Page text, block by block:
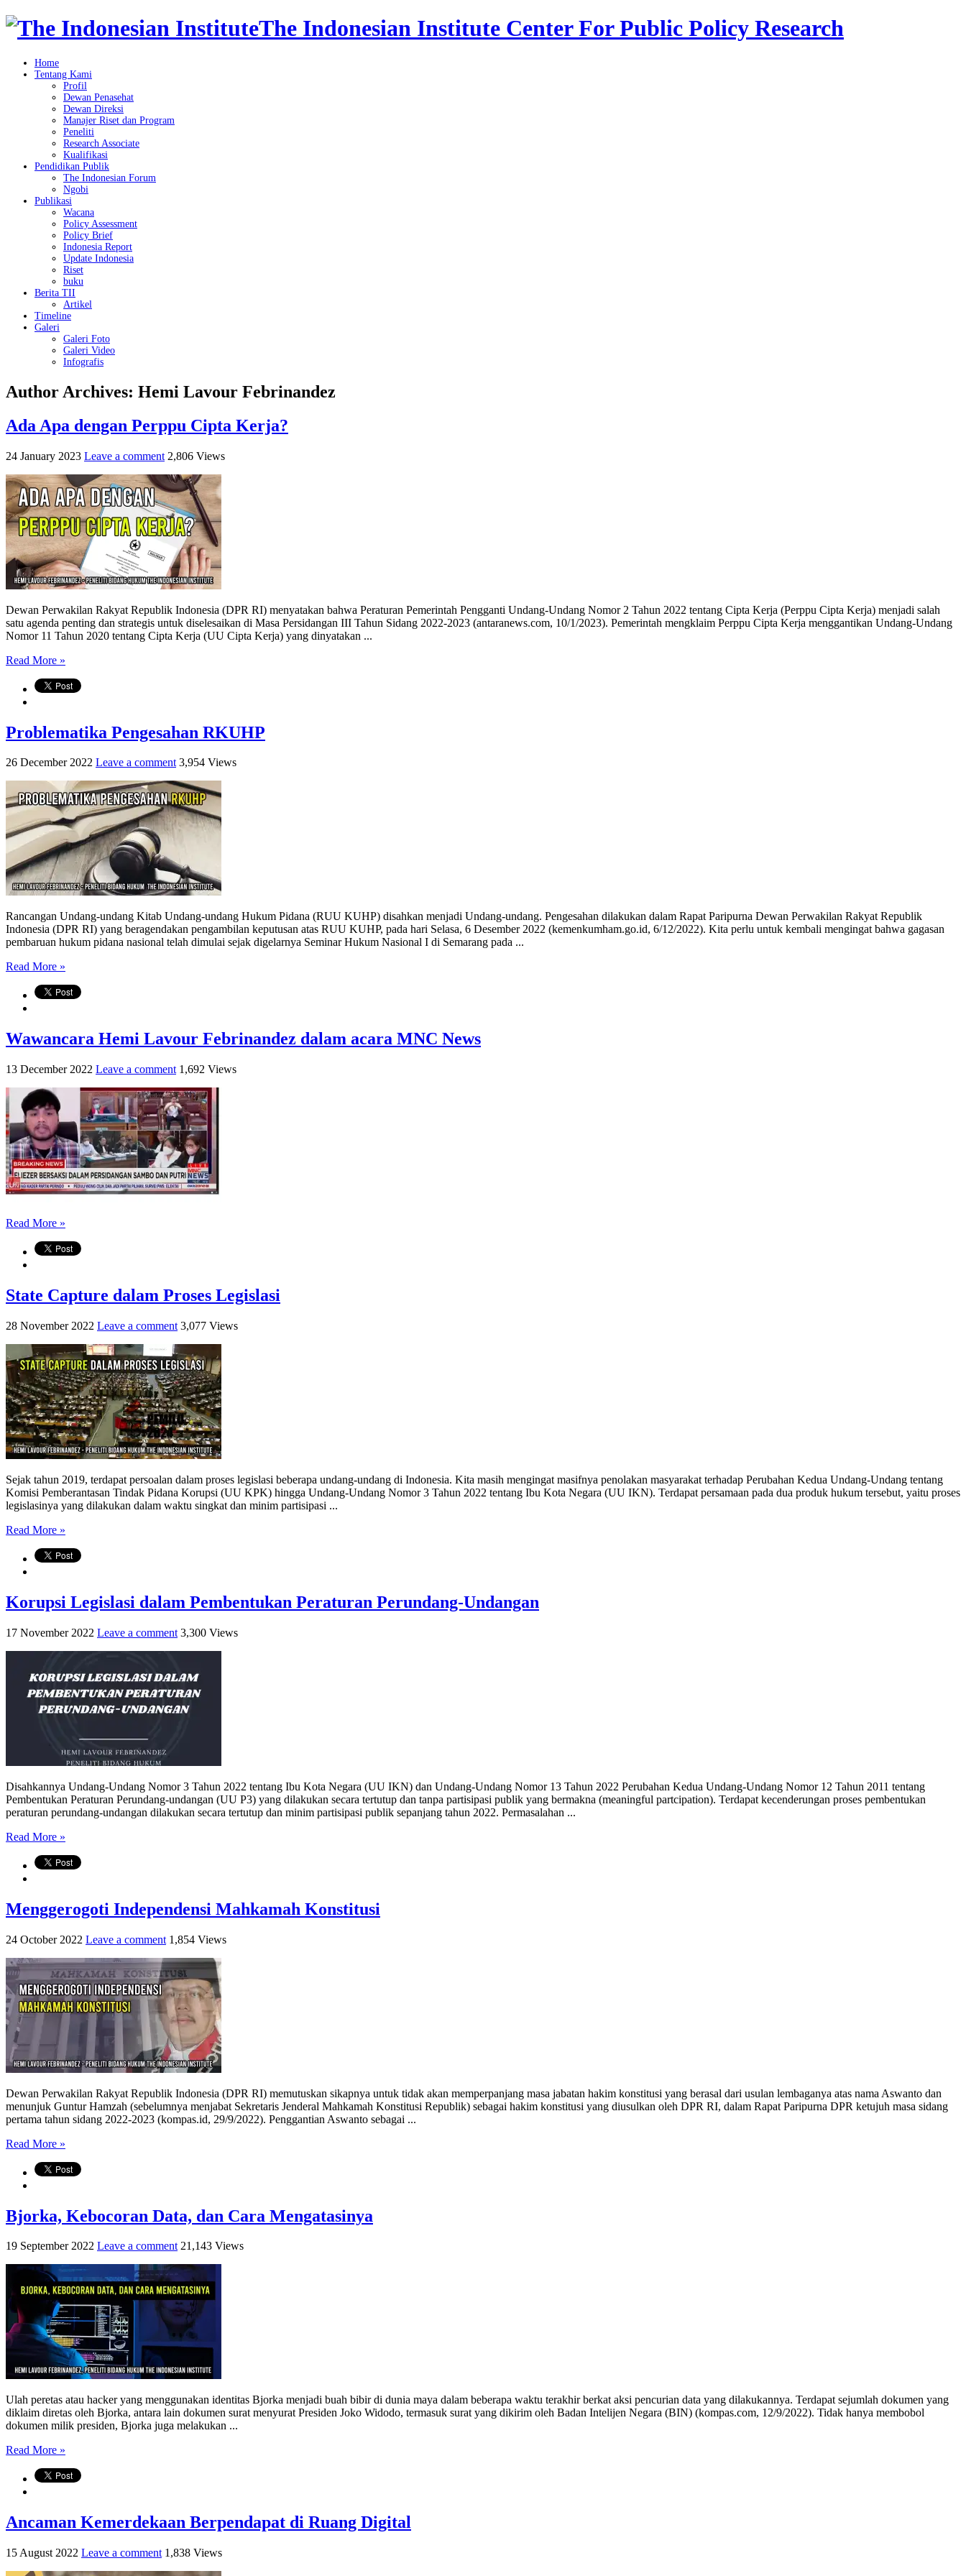
The Indonesian Institute Center For Public Policy Research
Home
Tentang Kami
Profil
Dewan Penasehat
Dewan Direksi
Manajer Riset dan Program
Peneliti
Research Associate
Kualifikasi
Pendidikan Publik
The Indonesian Forum
Ngobi
Publikasi
Wacana
Policy Assessment
Policy Brief
Indonesia Report
Update Indonesia
Riset
buku
Berita TII
Artikel
Timeline
Galeri
Galeri Foto
Galeri Video
Infografis
Author Archives: Hemi Lavour Febrinandez
Ada Apa dengan Perppu Cipta Kerja?
24 January 2023 Leave a comment 2,806 Views
Dewan Perwakilan Rakyat Republik Indonesia (DPR RI) menyatakan bahwa Peraturan Pemerintah Pengganti Undang-Undang Nomor 2 Tahun 2022 tentang Cipta Kerja (Perppu Cipta Kerja) menjadi salah
satu agenda penting dan strategis untuk diselesaikan di Masa Persidangan III Tahun Sidang 2022-2023 (antaranews.com, 10/1/2023). Pemerintah mengklaim Perppu Cipta Kerja menggantikan Undang-Undang
Nomor 11 Tahun 2020 tentang Cipta Kerja (UU Cipta Kerja) yang dinyatakan ...
Read More »
Problematika Pengesahan RKUHP
26 December 2022 Leave a comment 3,954 Views
Rancangan Undang-undang Kitab Undang-undang Hukum Pidana (RUU KUHP) disahkan menjadi Undang-undang. Pengesahan dilakukan dalam Rapat Paripurna Dewan Perwakilan Rakyat Republik
Indonesia (DPR RI) yang beragendakan pengambilan keputusan atas RUU KUHP, pada hari Selasa, 6 Desember 2022 (kemenkumham.go.id, 6/12/2022). Kita perlu untuk kembali mengingat bahwa gagasan
pembaruan hukum pidana nasional telah dimulai sejak digelarnya Seminar Hukum Nasional I di Semarang pada ...
Read More »
Wawancara Hemi Lavour Febrinandez dalam acara MNC News
13 December 2022 Leave a comment 1,692 Views
Read More »
State Capture dalam Proses Legislasi
28 November 2022 Leave a comment 3,077 Views
Sejak tahun 2019, terdapat persoalan dalam proses legislasi beberapa undang-undang di Indonesia. Kita masih mengingat masifnya penolakan masyarakat terhadap Perubahan Kedua Undang-Undang tentang
Komisi Pemberantasan Tindak Pidana Korupsi (UU KPK) hingga Undang-Undang Nomor 3 Tahun 2022 tentang Ibu Kota Negara (UU IKN). Terdapat persamaan pada dua produk hukum tersebut, yaitu proses
legislasinya yang dilakukan dalam waktu singkat dan minim partisipasi ...
Read More »
Korupsi Legislasi dalam Pembentukan Peraturan Perundang-Undangan
17 November 2022 Leave a comment 3,300 Views
Disahkannya Undang-Undang Nomor 3 Tahun 2022 tentang Ibu Kota Negara (UU IKN) dan Undang-Undang Nomor 13 Tahun 2022 Perubahan Kedua Undang-Undang Nomor 12 Tahun 2011 tentang
Pembentukan Peraturan Perundang-undangan (UU P3) yang dilakukan secara tertutup dan tanpa partisipasi publik yang bermakna (meaningful partcipation). Terdapat kecenderungan proses pembentukan
peraturan perundang-undangan dilakukan secara tertutup dan minim partisipasi publik sepanjang tahun 2022. Permasalahan ...
Read More »
Menggerogoti Independensi Mahkamah Konstitusi
24 October 2022 Leave a comment 1,854 Views
Dewan Perwakilan Rakyat Republik Indonesia (DPR RI) memutuskan sikapnya untuk tidak akan memperpanjang masa jabatan hakim konstitusi yang berasal dari usulan lembaganya atas nama Aswanto dan
menunjuk Guntur Hamzah (sebelumnya menjabat Sekretaris Jenderal Mahkamah Konstitusi Republik) sebagai hakim konstitusi yang diusulkan oleh DPR RI, dalam Rapat Paripurna DPR ketujuh masa sidang
pertama tahun sidang 2022-2023 (kompas.id, 29/9/2022). Penggantian Aswanto sebagai ...
Read More »
Bjorka, Kebocoran Data, dan Cara Mengatasinya
19 September 2022 Leave a comment 21,143 Views
Ulah peretas atau hacker yang menggunakan identitas Bjorka menjadi buah bibir di dunia maya dalam beberapa waktu terakhir berkat aksi pencurian data yang dilakukannya. Terdapat sejumlah dokumen yang
diklaim diretas oleh Bjorka, antara lain dokumen surat menyurat Presiden Joko Widodo, termasuk surat yang dikirim oleh Badan Intelijen Negara (BIN) (kompas.com, 12/9/2022). Tidak hanya membobol
dokumen milik presiden, Bjorka juga melakukan ...
Read More »
Ancaman Kemerdekaan Berpendapat di Ruang Digital
15 August 2022 Leave a comment 1,838 Views